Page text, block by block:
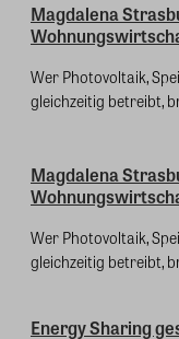
Magdalena
Wer Photovoltaik,
gleichzeitig betreibt,
Magdalena
Wer Photovoltaik,
gleichzeitig betreibt,
Energy Sharing